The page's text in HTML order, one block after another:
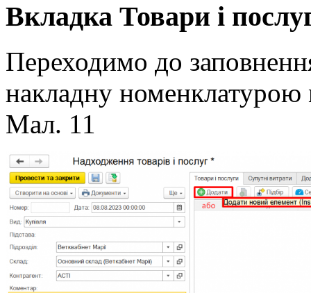
Вкладка Товари і
Переходимо до
накладну
Мал. 11